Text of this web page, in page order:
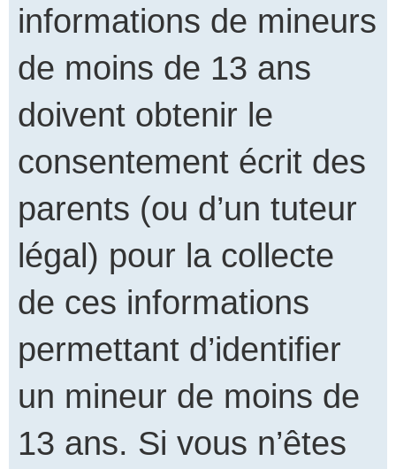
informations de mineurs
de moins de 13 ans
doivent obtenir le
consentement écrit des
parents (ou d’un tuteur
légal) pour la collecte
de ces informations
permettant d’identifier
un mineur de moins de
13 ans. Si vous n’êtes